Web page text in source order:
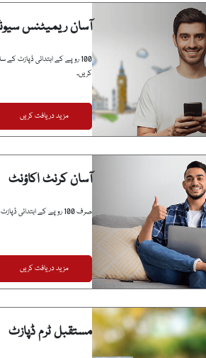
آسان ریمیٹنس
100 روپے کے ابتدائی ڈپازٹ
کریں۔
مزید دریافت کریں
آسان کرنٹ اکاؤنٹ
صرف 100 روپے کے ابتدائی ڈپازٹ کے ساتھ ایک اکاؤنٹ کھولیں۔
مزید دریافت کریں
مستقبل ٹرم ڈپازٹ